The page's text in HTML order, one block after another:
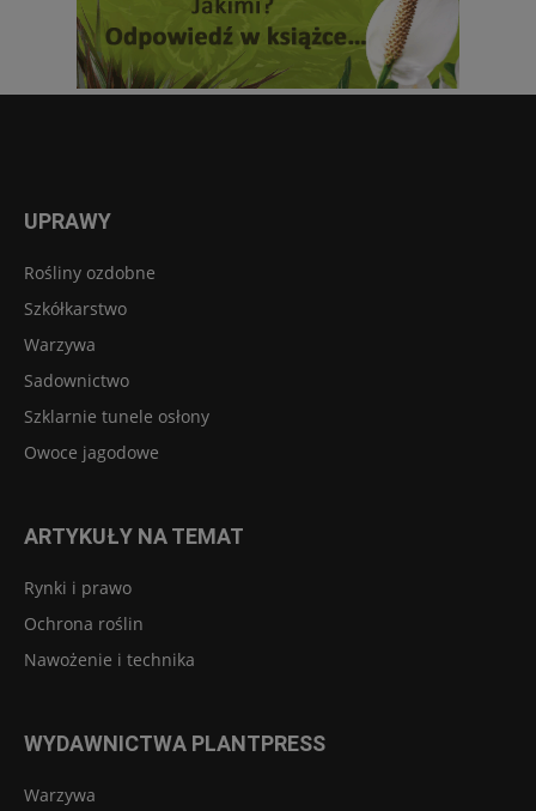
UPRAWY
Rośliny ozdobne
Szkółkarstwo
Warzywa
Sadownictwo
Szklarnie tunele osłony
Owoce jagodowe
ARTYKUŁY NA TEMAT
Rynki i prawo
Ochrona roślin
Nawożenie i technika
WYDAWNICTWA PLANTPRESS
Warzywa